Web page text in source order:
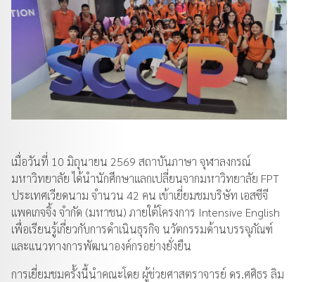
เมื่อวันที่ 10 มิถุนายน 2569 สถาบันภาษา จุฬาลงกรณ์
มหาวิทยาลัย ได้นำนักศึกษาแลกเปลี่ยนจากมหาวิทยาลัย FPT
ประเทศเวียดนาม จำนวน 42 คน เข้าเยี่ยมชมบริษัท เอสซีจี
แพคเกจจิ้ง จำกัด (มหาชน) ภายใต้โครงการ Intensive English
เพื่อเรียนรู้เกี่ยวกับการดำเนินธุรกิจ นวัตกรรมด้านบรรจุภัณฑ์
และแนวทางการพัฒนาองค์กรอย่างยั่งยืน
การเยี่ยมชมครั้งนี้นำคณะโดย ผู้ช่วยศาสตราจารย์ ดร.ศศิธร ลิม